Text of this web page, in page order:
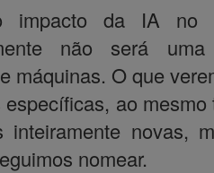
impacto da IA no
não será
máquinas. O que
específicas, ao
inteiramente novas,
nomear.